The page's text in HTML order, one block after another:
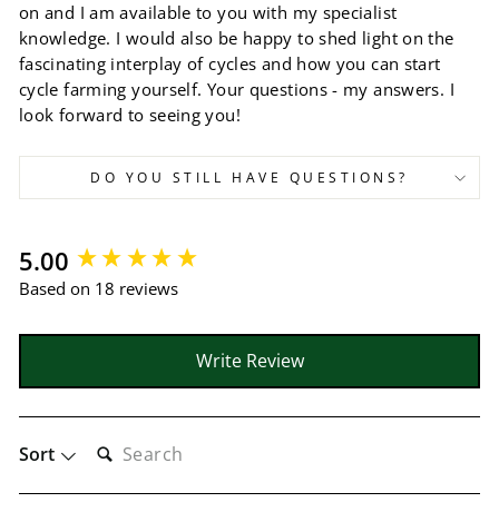
on and I am available to you with my specialist
knowledge. I would also be happy to shed light on the
fascinating interplay of cycles and how you can start
cycle farming yourself. Your questions - my answers. I
look forward to seeing you!
DO YOU STILL HAVE QUESTIONS?
5.00
Based on 18 reviews
Write Review
Sort
New content loaded